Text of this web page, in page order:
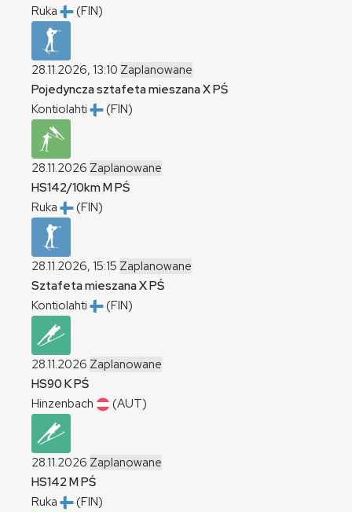
Ruka
(FIN)
28.11.2026, 13:10 Zaplanowane
Pojedyncza sztafeta mieszanaXPŚ
Kontiolahti
(FIN)
28.11.2026 Zaplanowane
HS142/10kmMPŚ
Ruka
(FIN)
28.11.2026, 15:15 Zaplanowane
Sztafeta mieszanaXPŚ
Kontiolahti
(FIN)
28.11.2026 Zaplanowane
HS90KPŚ
Hinzenbach
(AUT)
28.11.2026 Zaplanowane
HS142MPŚ
Ruka
(FIN)